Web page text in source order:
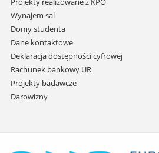
Wynajem sal
Domy studenta
Dane kontaktowe
Deklaracja dostępności cyfrowej
Rachunek bankowy UR
Projekty badawcze
Darowizny